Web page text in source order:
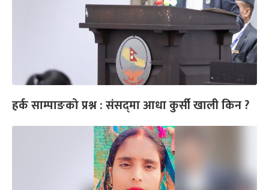
हर्क साम्पाङको प्रश्न : संसद्‌मा आधा कुर्सी खाली किन ?